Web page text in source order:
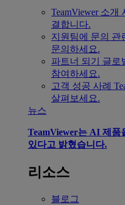
TeamViewer 소개
결합니다.
지원팀에 문의 관
문의하세요.
파트너 되기
글로
참여하세요.
고객 성공 사례
살펴보세요.
뉴스
TeamViewer는 AI 제품
있다고 밝혔습니다.
리소스
블로그